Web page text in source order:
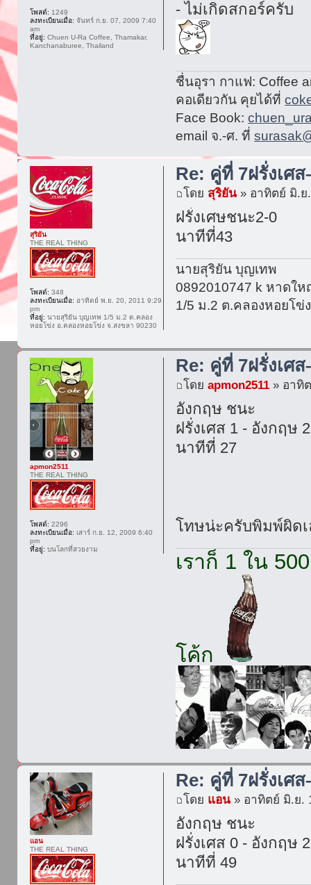
- ไม่เกิดสกอร์ครับ
ชื่นอุรา กาแฟ: Coffee
คอเดียวกัน คุยได้ที่
Face Book:
email จ.-ศ. ที่
โพสต์: 1249
ลงทะเบียนเมื่อ: จันทร์ ก.ย. 07, 2009 7:40
am
ที่อยู่: Chuen U-Ra Coffee, Thamakar,
Kanchanaburee, Thailand
Re: คู่ที่ 7ฝรั่งเศ
โดย สุริยัน » อาทิตย์ มิ.ย.
ฝรั่งเศษชนะ2-0
นาทีที่43
นายสุริยัน บุญเทพ
0892010747 k หาดใ
1/5 ม.2 ต.คลองหอยโข่
สุริยัน
THE REAL THING
โพสต์: 348
ลงทะเบียนเมื่อ: อาทิตย์ พ.ย. 20, 2011 9:29
pm
ที่อยู่: นายสุริยัน บุญเทพ 1/5 ม.2 ต.คลอง
หอยโข่ง อ.คลองหอยโข่ง จ.สงขลา 90230
Re: คู่ที่ 7ฝรั่งเศ
โดยapmon2511 » อาทิ
อังกฤษ ชนะ
ฝรั่งเศส 1 - อังกฤษ 2
นาทีที่ 27
โทษน่ะครับพิมพ์ผิด
เราก็ 1 ใน
โค้ก
apmon2511
THE REAL THING
โพสต์: 2296
ลงทะเบียนเมื่อ: เสาร์ ก.ย. 12, 2009 6:40
pm
ที่อยู่: บนโลกที่สวยงาม
Re: คู่ที่ 7ฝรั่งเศ
โดย แอน » อาทิตย์ มิ.ย.
อังกฤษ ชนะ
ฝรั่งเศส 0 - อังกฤษ 2
นาทีที่ 49
แอน
THE REAL THING